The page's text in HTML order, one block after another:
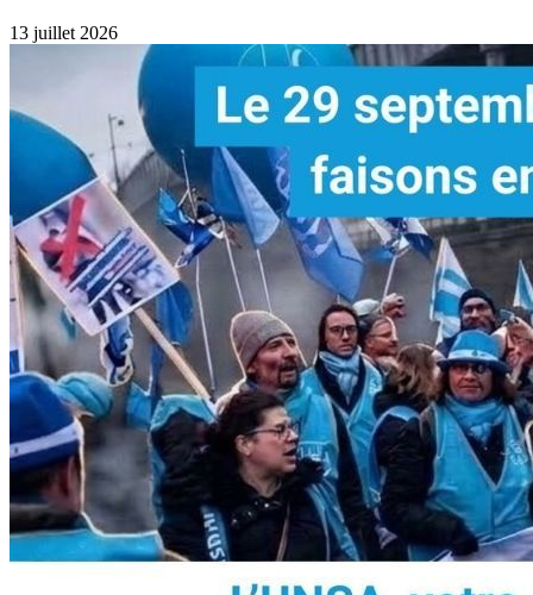
13 juillet 2026